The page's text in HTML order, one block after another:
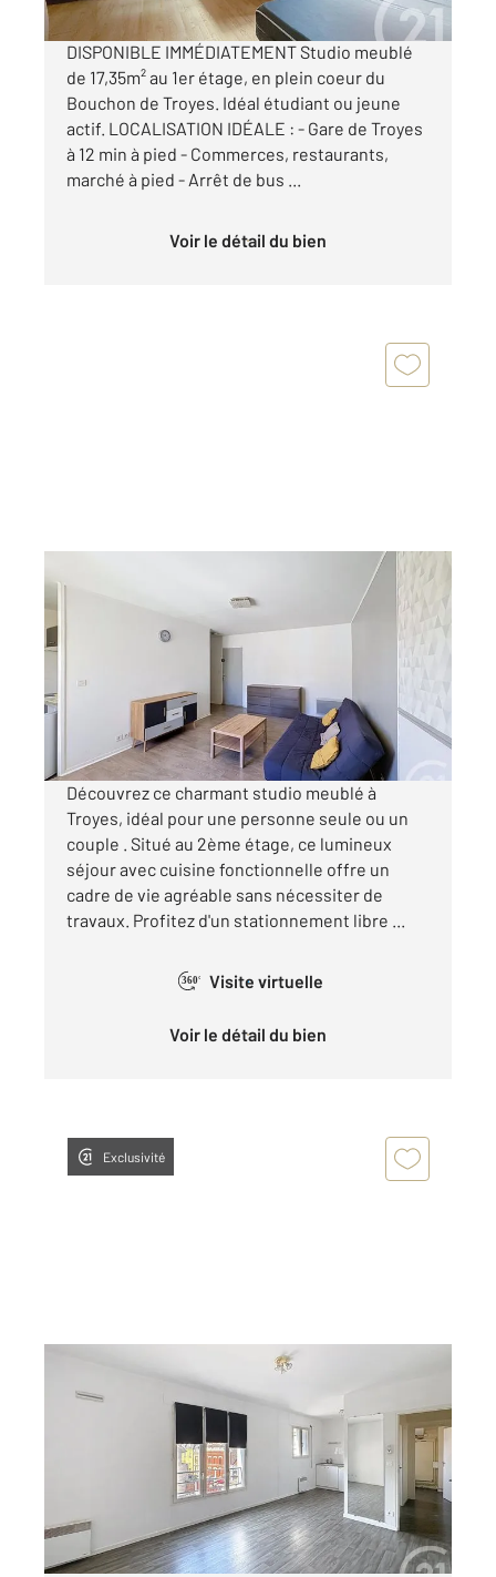
DISPONIBLE IMMÉDIATEMENT Studio meublé
de 17,35m² au 1er étage, en plein coeur du
Bouchon de Troyes. Idéal étudiant ou jeune
actif. LOCALISATION IDÉALE : - Gare de Troyes
à 12 min à pied - Commerces, restaurants,
marché à pied - Arrêt de bus ...
Voir le détail du bien
Appartement T1 à louer
422 €
par mois charges comprises
Découvrez ce charmant studio meublé à
Troyes, idéal pour une personne seule ou un
couple . Situé au 2ème étage, ce lumineux
séjour avec cuisine fonctionnelle offre un
cadre de vie agréable sans nécessiter de
travaux. Profitez d'un stationnement libre ...
360° Visite virtuelle
Voir le détail du bien
Exclusivité
33 m
Appartement F1 à louer
393 €
par mois charges comprises